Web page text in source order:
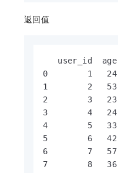
返回值
user_id
0        1   24
1        2
2        3
3        4   24
4        5
5        6   42
6        7   57
7        8   36